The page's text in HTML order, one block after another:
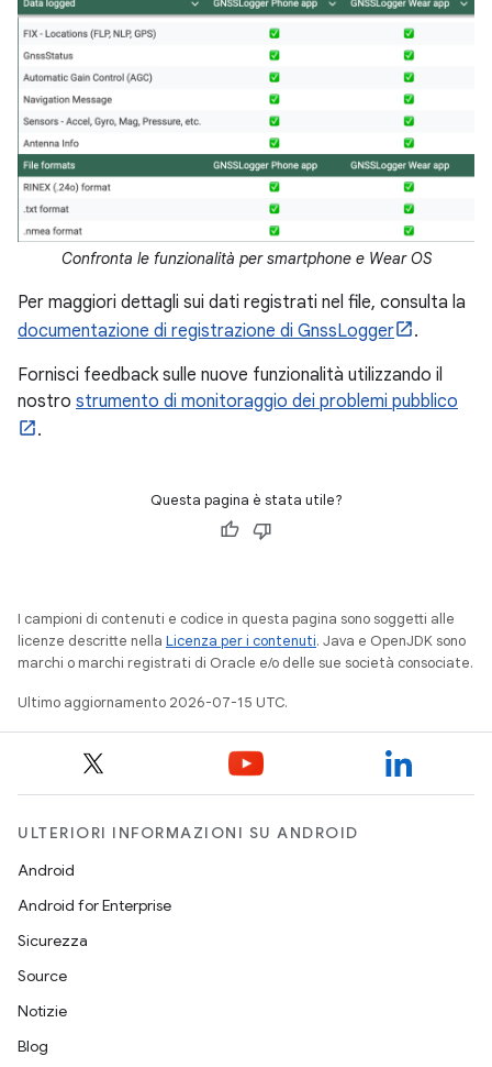
Confronta le funzionalità per smartphone e Wear OS
Per maggiori dettagli sui dati registrati nel file, consulta la
documentazione di registrazione di GnssLogger
.
Fornisci feedback sulle nuove funzionalità utilizzando il
nostro strumento di monitoraggio dei problemi pubblico
.
Questa pagina è stata utile?
I campioni di contenuti e codice in questa pagina sono soggetti alle
licenze descritte nella Licenza per i contenuti. Java e OpenJDK sono
marchi o marchi registrati di Oracle e/o delle sue società consociate.
Ultimo aggiornamento 2026-07-15 UTC.
ULTERIORI INFORMAZIONI SU ANDROID
Android
Android for Enterprise
Sicurezza
Source
Notizie
Blog